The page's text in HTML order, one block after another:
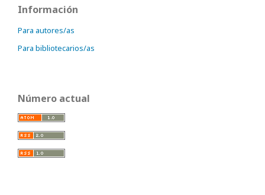
Información
Para autores/as
Para bibliotecarios/as
Número actual